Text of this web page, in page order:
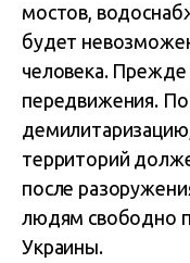
мостов,
будет
человека.
передвижения.
территорий
после
людям свободно
Украины.